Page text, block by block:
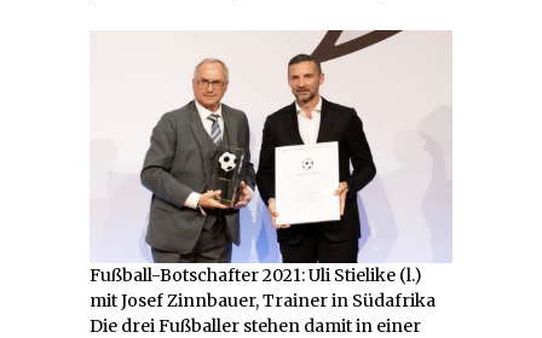
Fußball-Botschafter 2021: Uli Stielike (l.)
mit Josef Zinnbauer, Trainer in Südafrika
Die drei Fußballer stehen damit in einer